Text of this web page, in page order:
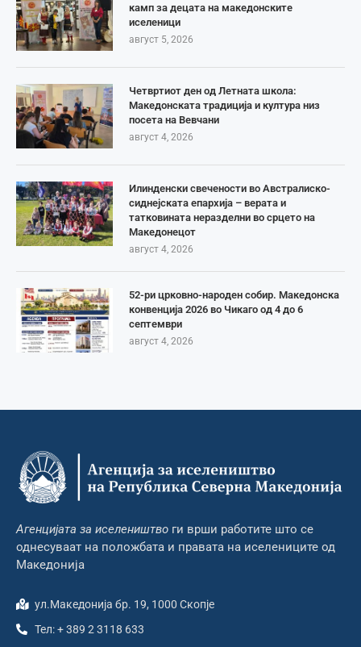
камп за децата на македонските
иселеници
август 5, 2026
Четвртиот ден од Летната школа:
Македонската традиција и култура низ
посета на Вевчани
август 4, 2026
Илинденски свечености во Австралиско-
сиднејската епархија – верата и
татковината неразделни во срцето на
Македонецот
август 4, 2026
52-ри црковно-народен собир. Македонска
конвенција 2026 во Чикаго од 4 до 6
септември
август 4, 2026
Агенцијата за иселеништво ги врши работите што се
однесуваат на положбата и правата на иселениците од
Македонија
ул.Македонија бр. 19, 1000 Скопје
Тел: + 389 2 3118 633